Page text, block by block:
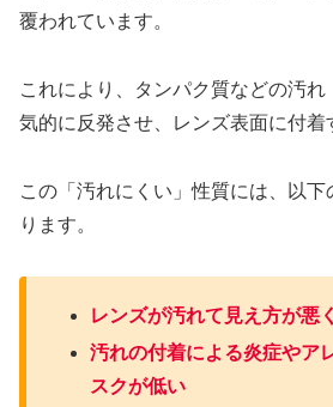
覆われています。
これにより、タンパク質などの汚
気的に反発させ、レンズ表面に付着
この「汚れにくい」性質には、以
ります。
レンズが汚れて見え方が悪
汚れの付着による炎症やア
スクが低い